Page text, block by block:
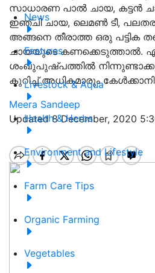
News
Features
Livestock & Aqua
Health & Herbs
Environment and Lifestyle
Farm Care Tips
Organic Farming
Vegetables
സാധാരണ പാൽ ചായ, കട്ടൻ
ഇഞ്ചി ചായ, ലെമൺ ടീ,
അങ്ങനെ തീരാത്ത ഒരു പട്ടിക
ചായയുടെ കണക്കെടുത്താൽ.
ശംഖുപുഷ്പത്തിൽ
കുറിച്ച് അധികമാരും
Meera Sandeep
Updated 8 December, 2020